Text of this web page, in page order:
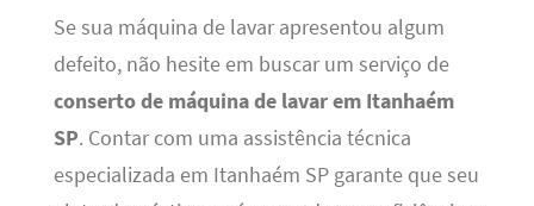
Se sua máquina de lavar apresentou algum
defeito, não hesite em buscar um serviço de
conserto de máquina de lavar em Itanhaém
SP. Contar com uma assistência técnica
especializada em Itanhaém SP garante que seu